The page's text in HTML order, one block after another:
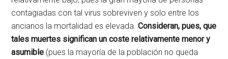
contagiadas con tal virus sobreviven y solo entre los
ancianos la mortalidad es elevada.Consideran, pues, que
tales muertes significan un coste relativamente menor y
asumible (pues la mayoría de la población no queda